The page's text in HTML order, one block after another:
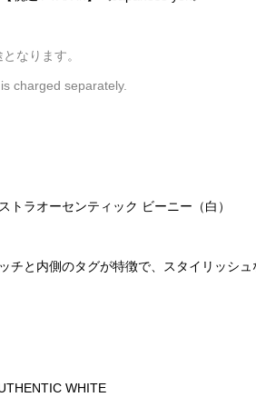
なります。
charged separately.
トラオーセンティック ビーニー（白）
チと内側のタグが特徴で、スタイリッシュ
WHITE